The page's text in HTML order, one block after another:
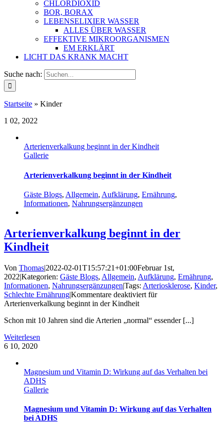
CHLORDIOXID
BOR, BORAX
LEBENSELIXIER WASSER
ALLES ÜBER WASSER
EFFEKTIVE MIKROORGANISMEN
EM ERKLÄRT
LICHT DAS KRANK MACHT
Suche nach:
Startseite » Kinder
1 02, 2022
Arterienverkalkung beginnt in der Kindheit
Gallerie
Arterienverkalkung beginnt in der Kindheit
Gäste Blogs, Allgemein, Aufklärung, Ernährung,
Informationen, Nahrungsergänzungen
Arterienverkalkung beginnt in der
Kindheit
Von Thomas|2022-02-01T15:57:21+01:00Februar 1st,
2022|Kategorien: Gäste Blogs, Allgemein, Aufklärung, Ernährung,
Informationen, Nahrungsergänzungen|Tags: Arteriosklerose, Kinder,
Schlechte Ernährung|Kommentare deaktiviert für
Arterienverkalkung beginnt in der Kindheit
Schon mit 10 Jahren sind die Arterien „normal“ essender [...]
Weiterlesen
6 10, 2020
Magnesium und Vitamin D: Wirkung auf das Verhalten bei
ADHS
Gallerie
Magnesium und Vitamin D: Wirkung auf das Verhalten
bei ADHS